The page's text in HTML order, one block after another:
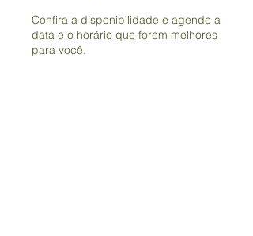
Confira a disponibilidade e agende a
data e o horário que forem melhores
para você.